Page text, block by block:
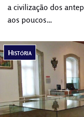
a civilização dos
aos poucos…
História